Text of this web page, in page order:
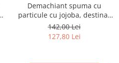
Demachiant spuma cu
particule cu jojoba, destinat
tenuliui gras/acneic - 150ml
142,00 Lei
127,80 Lei